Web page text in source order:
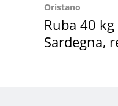
Oristano
Ruba 40
Sardegna,